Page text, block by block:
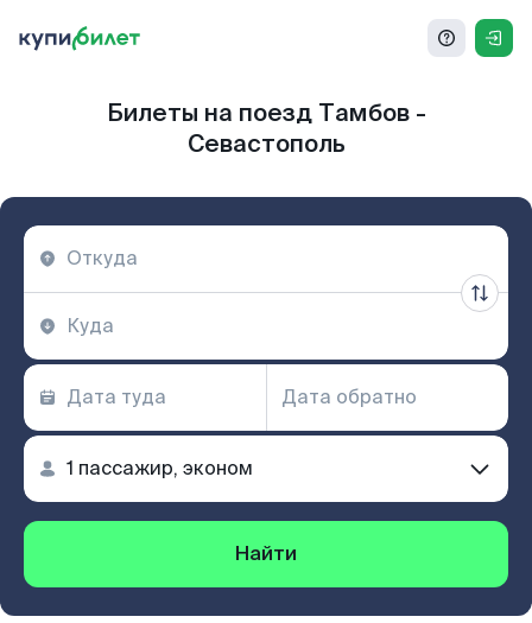
Билеты на поезд Тамбов -
Севастополь
Найти